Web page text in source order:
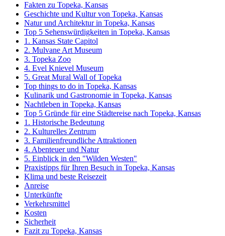
Fakten zu Topeka, Kansas
Geschichte und Kultur von Topeka, Kansas
Natur und Architektur in Topeka, Kansas
Top 5 Sehenswürdigkeiten in Topeka, Kansas
1. Kansas State Capitol
2. Mulvane Art Museum
3. Topeka Zoo
4. Evel Knievel Museum
5. Great Mural Wall of Topeka
Top things to do in Topeka, Kansas
Kulinarik und Gastronomie in Topeka, Kansas
Nachtleben in Topeka, Kansas
Top 5 Gründe für eine Städtereise nach Topeka, Kansas
1. Historische Bedeutung
2. Kulturelles Zentrum
3. Familienfreundliche Attraktionen
4. Abenteuer und Natur
5. Einblick in den "Wilden Westen"
Praxistipps für Ihren Besuch in Topeka, Kansas
Klima und beste Reisezeit
Anreise
Unterkünfte
Verkehrsmittel
Kosten
Sicherheit
Fazit zu Topeka, Kansas